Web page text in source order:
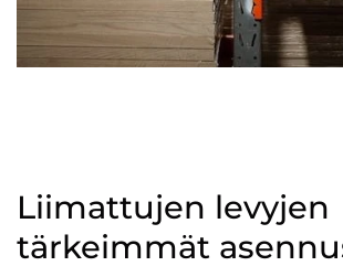
Liimattujen levyjen
tärkeimmät